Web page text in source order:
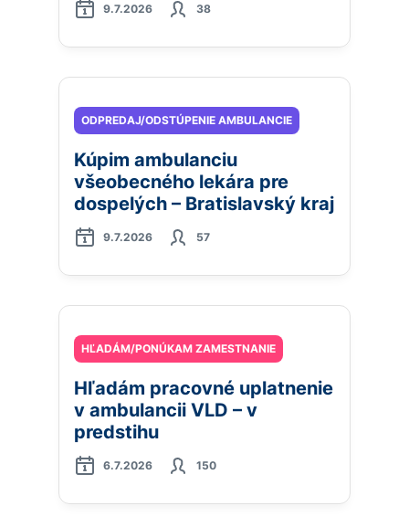
9.7.2026 38
ODPREDAJ/ODSTÚPENIE AMBULANCIE
Kúpim ambulanciu
všeobecného lekára pre
dospelých – Bratislavský kraj
9.7.2026 57
HĽADÁM/PONÚKAM ZAMESTNANIE
Hľadám pracovné uplatnenie
v ambulancii VLD – v
predstihu
6.7.2026 150